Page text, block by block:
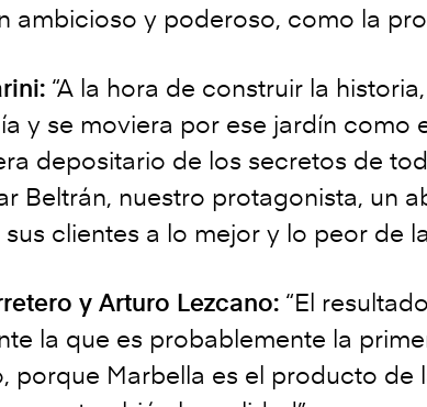
ambicioso y poderoso, como la
“A la hora de construir la
y se moviera por ese jardín como
depositario de los secretos de
Beltrán, nuestro protagonista, un
clientes a lo mejor y lo peor de
y Arturo Lezcano: “El
la que es probablemente la
porque Marbella es el producto de